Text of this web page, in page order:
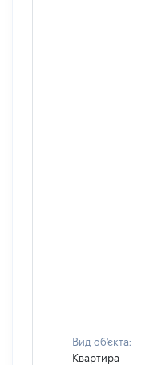
Вид об'єкта:
Квартира